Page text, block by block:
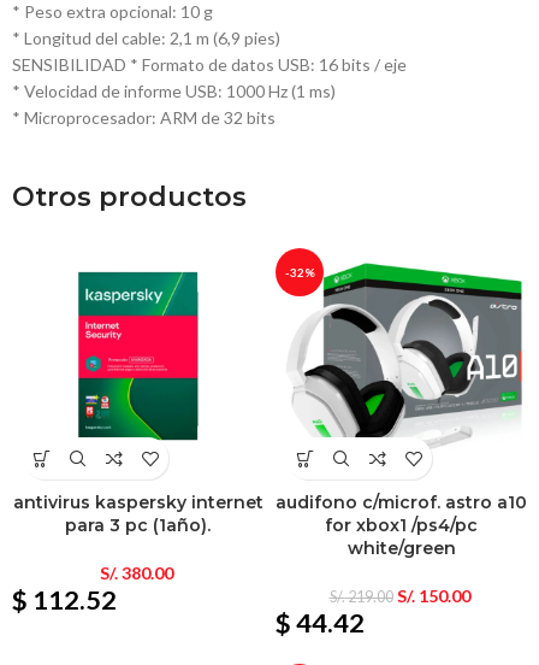
* Peso extra opcional: 10 g
* Longitud del cable: 2,1 m (6,9 pies)
SENSIBILIDAD * Formato de datos USB: 16 bits / eje
* Velocidad de informe USB: 1000 Hz (1 ms)
* Microprocesador: ARM de 32 bits
Otros productos
antivirus kaspersky internet
para 3 pc (1año).
S/.380.00
$ 112.52
-32%
audifono c/microf. astro a10
for xbox1 /ps4/pc
white/green
S/.219.00 S/.150.00
$ 44.42